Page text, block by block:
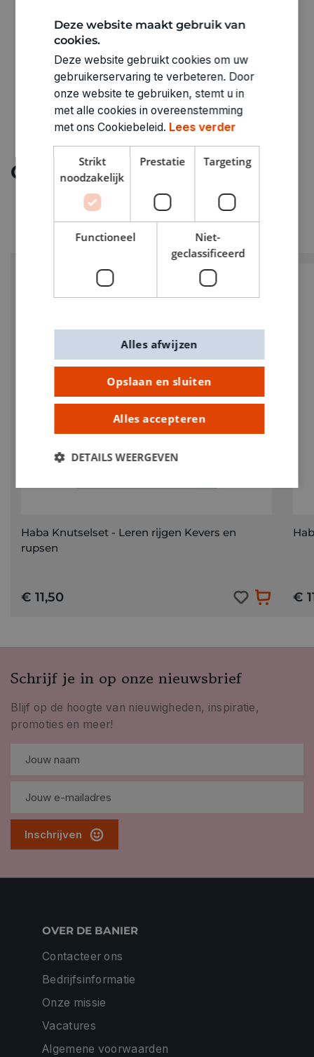
2434201
Ontdek meer
Haba Knutselset - Leren rijgen Kevers en
rupsen
€ 11,50 €
Schrijf je in op onze nieuwsbrief
Blijf op de hoogte van nieuwigheden, inspiratie,
promoties en meer!
Inschrijven
OVER DE BANIER
Contacteer ons
Bedrijfsinformatie
Onze missie
Vacatures
Algemene voorwaarden
Deze website maakt gebruik van
cookies.
Deze website gebruikt cookies om uw
gebruikerservaring te verbeteren. Door
onze website te gebruiken, stemt u in
met alle cookies in overeenstemming
met ons Cookiebeleid. Lees verder
Strikt
noodzakelijk
Prestatie Targeting
Functioneel
Niet-
geclassificeerd
Opslaan en sluiten
Alles accepteren
Alles afwijzen
DETAILS WEERGEVEN